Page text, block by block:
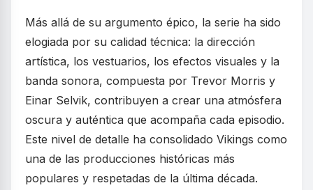
Más allá de su argumento épico, la serie ha sido
elogiada por su calidad técnica: la dirección
artística, los vestuarios, los efectos visuales y la
banda sonora, compuesta por Trevor Morris y
Einar Selvik, contribuyen a crear una atmósfera
oscura y auténtica que acompaña cada episodio.
Este nivel de detalle ha consolidado Vikings como
una de las producciones históricas más
populares y respetadas de la última década.